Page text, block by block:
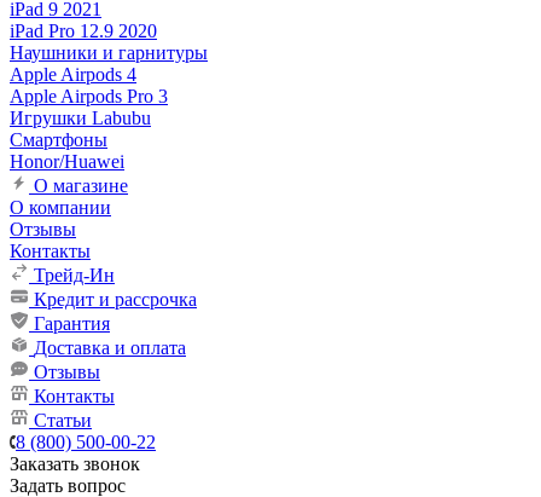
iPad 9 2021
iPad Pro 12.9 2020
Наушники и гарнитуры
Apple Airpods 4
Apple Airpods Pro 3
Игрушки Labubu
Смартфоны
Honor/Huawei
О магазине
О компании
Отзывы
Контакты
Трейд-Ин
Кредит и рассрочка
Гарантия
Доставка и оплата
Отзывы
Контакты
Статьи
8 (800) 500-00-22
Заказать звонок
Задать вопрос